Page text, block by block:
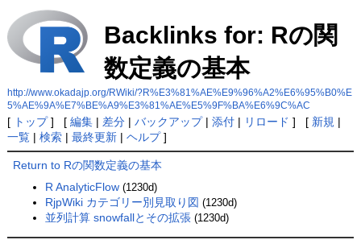
Backlinks for: Rの関
数定義の基本
http://www.okadajp.org/RWiki/?R%E3%81%AE%E9%96%A2%E6%95%B0%E
5%AE%9A%E7%BE%A9%E3%81%AE%E5%9F%BA%E6%9C%AC
[ トップ] [ 編集| 差分| バックアップ| 添付| リロード ] [ 新規 |
一覧| 検索| 最終更新| ヘルプ]
Return to Rの関数定義の基本
R AnalyticFlow (1230d)
RjpWiki カテゴリー別見取り図 (1230d)
並列計算 snowfallとその拡張 (1230d)